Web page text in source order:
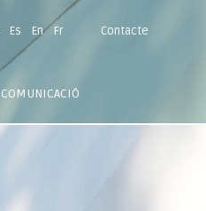
Es En Fr Contacte
COMUNICACIÓ